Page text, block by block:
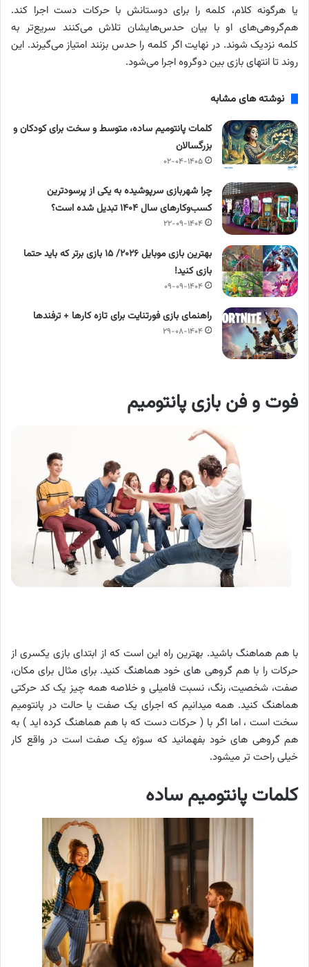
یا هرگونه کلام، کلمه را برای دوستانش با حرکات دست اجرا کند.
هم‌گروهی‌های او با بیان حدس‌هایشان تلاش می‌کنند سریع‌تر به
کلمه نزدیک شوند. در نهایت اگر کلمه را حدس بزنند امتیاز می‌گیرند. این
روند تا انتهای بازی بین دوگروه اجرا می‌شود.
نوشته های مشابه
کلمات پانتومیم ساده، متوسط و سخت برای کودکان و
بزرگسالان
۰۲-۰۴-۱۴۰۵
چرا شهربازی سرپوشیده به یکی از پرسودترین
کسب‌وکارهای سال ۱۴۰۴ تبدیل شده است؟
۲۲-۰۹-۱۴۰۴
بهترین بازی موبایل ۲۰۲۶/ ۱۵ بازی برتر که باید حتما
بازی کنید!
۰۹-۰۹-۱۴۰۴
راهنمای بازی فورتنایت برای تازه کارها + ترفندها
۲۹-۰۸-۱۴۰۴
فوت و فن بازی پانتومیم
با هم هماهنگ باشید. بهترین راه این است که از ابتدای بازی یکسری از
حرکات را با هم گروهی های خود هماهنگ کنید. برای مثال برای مکان،
صفت، شخصیت، رنگ، نسبت فامیلی و خلاصه همه چیز یک کد حرکتی
هماهنگ کنید. همه میدانیم که اجرای یک صفت یا حالت در پانتومیم
سخت است ، اما اگر با ( حرکات دست که با هم هماهنگ کرده اید ) به
هم گروهی های خود بفهمانید که سوژه یک صفت است در واقع کار
خیلی راحت تر میشود.
کلمات پانتومیم ساده